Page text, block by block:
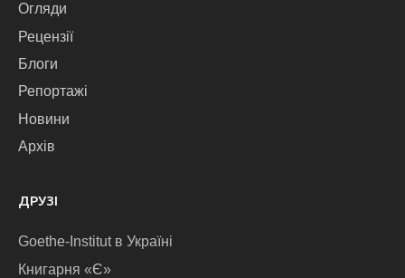
Огляди
Рецензії
Блоги
Репортажі
Новини
Архів
ДРУЗІ
Goethe-Institut в Україні
Книгарня «Є»